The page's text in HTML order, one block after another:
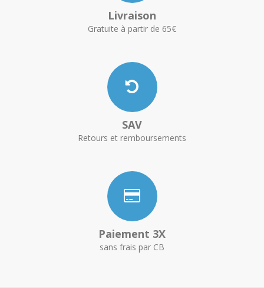
Livraison
Gratuite à partir de 65€
SAV
Retours et remboursements
Paiement 3X
sans frais par CB